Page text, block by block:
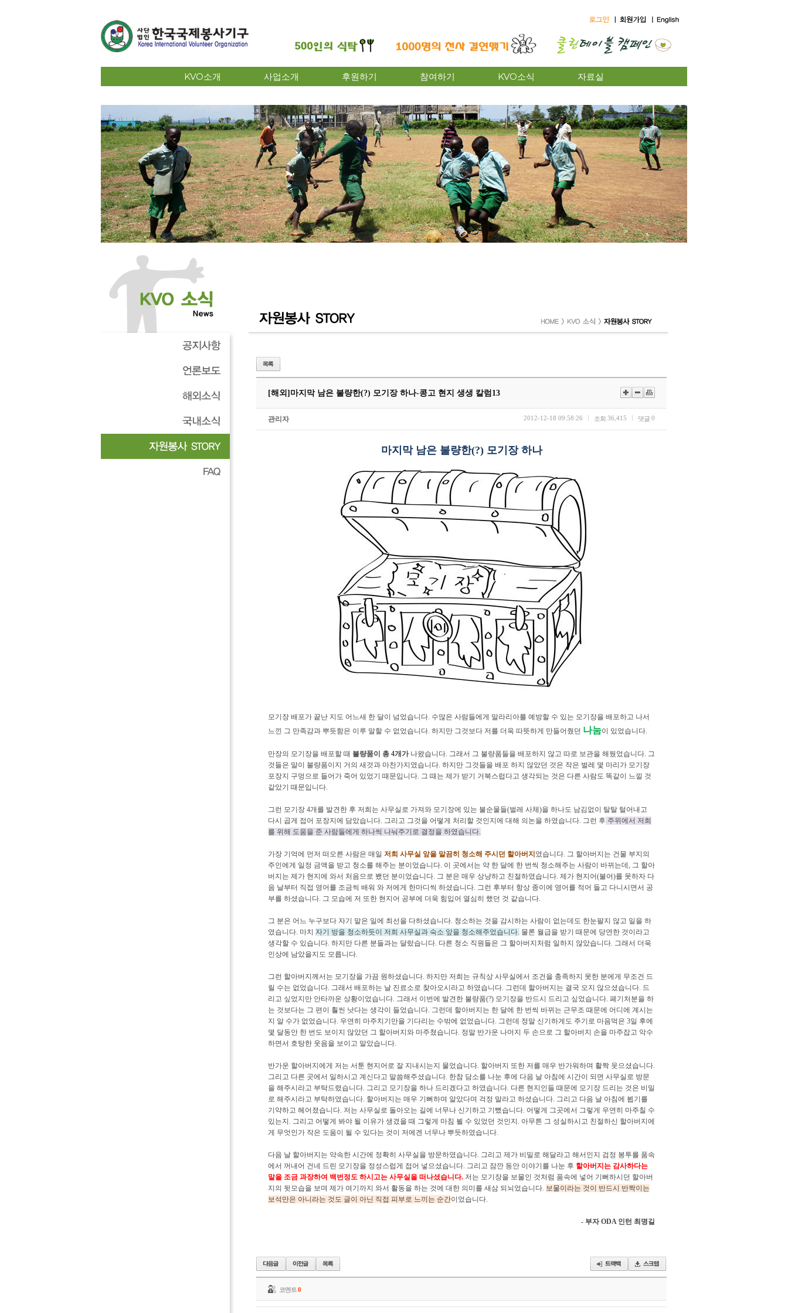
KVO소개 사업소개 후원하기 참여하기 KVO소식 자료실
[해외] 마지막 남은 불량한(?) 모기장 하나-콩고 현지 생생 칼럼13
관리자 2012-12-18 09:58:26 조회 36,415 댓글 0
마지막 남은 불량한(?) 모기장 하나
모기장 배포가 끝난 지도 어느새 한 달이 넘었습니다. 수많은 사람들에게 말라리아를 예방할 수 있는 모기장을 배포하고 나서
느낀 그 만족감과 뿌듯함은 이루 말할 수 없었습니다. 하지만 그것보다 저를 더욱 따뜻하게 만들어줬던 나눔이 있었습니다.
만장의 모기장을 배포할 때 불량품이 총 4개가나왔습니다. 그래서 그 불량품들을 배포하지 않고 따로 보관을 해뒀었습니다. 그
것들은 말이 불량품이지 거의 새것과 마찬가지였습니다. 하지만 그것들을 배포 하지 않았던 것은 작은 벌레 몇 마리가 모기장
포장지 구멍으로 들어가 죽어 있었기 때문입니다. 그 때는 제가 받기 거북스럽다고 생각되는 것은 다른 사람도 똑같이 느낄 것
같았기 때문입니다.
그런 모기장 4개를 발견한 후 저희는 사무실로 가져와 모기장에 있는 불순물들(벌레 사체)을 하나도 남김없이 탈탈 털어내고
다시 곱게 접어 포장지에 담았습니다. 그리고 그것을 어떻게 처리할 것인지에 대해 의논을 하였습니다. 그런 후 주위에서 저희
를 위해 도움을 준 사람들에게 하나씩 나눠주기로 결정을 하였습니다.
가장 기억에 먼저 떠오른 사람은 매일 저희 사무실 앞을 말끔히 청소해 주시던 할아버지 였습니다. 그 할아버지는 건물 부지의
주인에게 일정 금액을 받고 청소를 해주는 분이었습니다. 이 곳에서는 약 한 달에 한 번씩 청소해주는 사람이 바뀌는데, 그 할아
버지는 제가 현지에 와서 처음으로 뵀던 분이었습니다. 그 분은 매우 상냥하고 친절하였습니다. 제가 현지어(불어)를 못하자 다
음 날부터 직접 영어를 조금씩 배워 와 저에게 한마디씩 하셨습니다. 그런 후부터 항상 종이에 영어를 적어 들고 다니시면서 공
부를 하셨습니다. 그 모습에 저 또한 현지어 공부에 더욱 힘입어 열심히 했던 것 같습니다.
그 분은 어느 누구보다 자기 맡은 일에 최선을 다하셨습니다. 청소하는 것을 감시하는 사람이 없는데도 한눈팔지 않고 일을 하
였습니다. 마치 자기 방을 청소하듯이 저희 사무실과 숙소 앞을 청소해주었습니다. 물론 월급을 받기 때문에 당연한 것이라고
생각할 수 있습니다. 하지만 다른 분들과는 달랐습니다. 다른 청소 직원들은 그 할아버지처럼 일하지 않았습니다. 그래서 더욱
인상에 남았을지도 모릅니다.
그런 할아버지께서는 모기장을 가끔 원하셨습니다. 하지만 저희는 규칙상 사무실에서 조건을 충족하지 못한 분에게 무조건 드
릴 수는 없었습니다. 그래서 배포하는 날 진료소로 찾아오시라고 하였습니다. 그런데 할아버지는 결국 오지 않으셨습니다. 드
리고 싶었지만 안타까운 상황이었습니다. 그래서 이번에 발견한 불량품(?) 모기장을 반드시 드리고 싶었습니다. 폐기처분을 하
는 것보다는 그 편이 훨씬 낫다는 생각이 들었습니다. 그런데 할아버지는 한 달에 한 번씩 바뀌는 근무조 때문에 어디에 계시는
지 알 수가 없었습니다. 우연히 마주치기만을 기다리는 수밖에 없었습니다. 그런데 정말 신기하게도 주기로 마음먹은 3일 후에
몇 달동안 한 번도 보이지 않았던 그 할아버지와 마주쳤습니다. 정말 반가운 나머지 두 손으로 그 할아버지 손을 마주잡고 악수
하면서 호탕한 웃음을 보이고 말았습니다.
반가운 할아버지에게 저는 서툰 현지어로 잘 지내시는지 물었습니다. 할아버지 또한 저를 매우 반가워하며 활짝 웃으셨습니다.
그리고 다른 곳에서 일하시고 계신다고 말씀해주셨습니다. 한참 담소를 나눈 후에 다음 날 아침에 시간이 되면 사무실로 방문
을 해주시라고 부탁드렸습니다. 그리고 모기장을 하나 드리겠다고 하였습니다. 다른 현지인들 때문에 모기장 드리는 것은 비밀
로 해주시라고 부탁하였습니다. 할아버지는 매우 기뻐하며 알았다며 걱정 말라고 하셨습니다. 그리고 다음 날 아침에 뵙기를
기약하고 헤어졌습니다. 저는 사무실로 돌아오는 길에 너무나 신기하고 기뻤습니다. 어떻게 그곳에서 그렇게 우연히 마주칠 수
있는지. 그리고 어떻게 봐야 될 이유가 생겼을 때 그렇게 마침 뵐 수 있었던 것인지. 아무튼 그 성실하시고 친절하신 할아버지에
게 무엇인가 작은 도움이 될 수 있다는 것이 저에겐 너무나 뿌듯하였습니다.
다음 날 할아버지는 약속한 시간에 정확히 사무실을 방문하였습니다. 그리고 제가 비밀로 해달라고 해서인지 검정 봉투를 품속
에서 꺼내어 건네 드린 모기장을 정성스럽게 접어 넣으셨습니다. 그리고 잠깐 동안 이야기를 나눈 후 할아버지는 감사하다는
말을 조금 과장하여 백번정도 하시고는 사무실을 떠나셨습니다. 저는 모기장을 보물인 것처럼 품속에 넣어 기뻐하시던 할아버
지의 뒷모습을 보며 제가 여기까지 와서 활동을 하는 것에 대한 의미를 새삼 되뇌었습니다. 보물이라는 것이 반드시 반짝이는
보석만은 아니라는 것도 글이 아닌 직접 피부로 느끼는 순간이었습니다.
- 부자 ODA 인턴 최명길
코멘트 0